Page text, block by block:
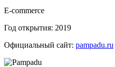
E-commerce
Год открытия: 2019
Официальный сайт: pampadu.ru